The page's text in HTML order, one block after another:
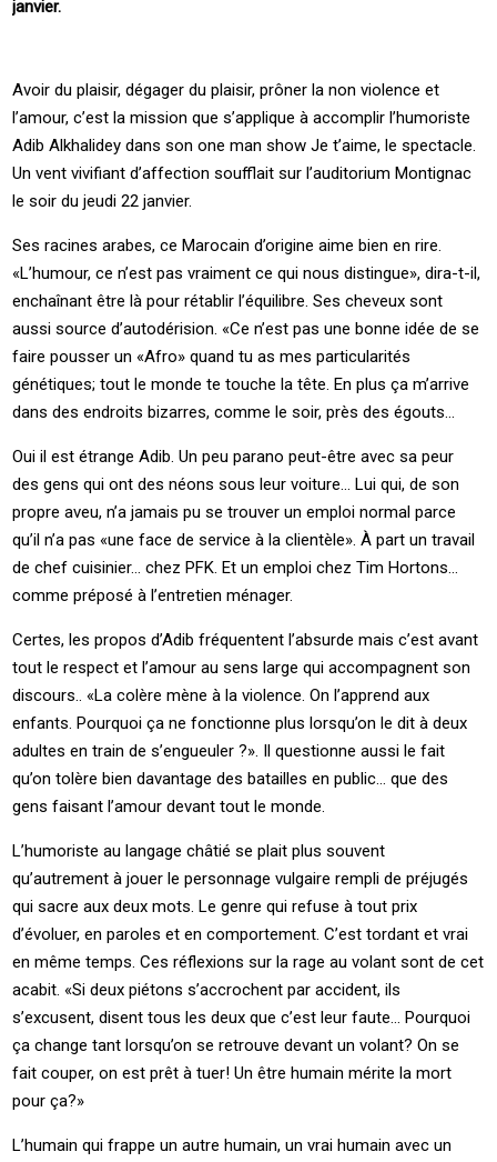
janvier.
Avoir du plaisir, dégager du plaisir, prôner la non violence et
l’amour, c’est la mission que s’applique à accomplir l’humoriste
Adib Alkhalidey dans son one man show Je t’aime, le spectacle.
Un vent vivifiant d’affection soufflait sur l’auditorium Montignac
le soir du jeudi 22 janvier.
Ses racines arabes, ce Marocain d’origine aime bien en rire.
«L’humour, ce n’est pas vraiment ce qui nous distingue», dira-t-il,
enchaînant être là pour rétablir l’équilibre. Ses cheveux sont
aussi source d’autodérision. «Ce n’est pas une bonne idée de se
faire pousser un «Afro» quand tu as mes particularités
génétiques; tout le monde te touche la tête. En plus ça m’arrive
dans des endroits bizarres, comme le soir, près des égouts…
Oui il est étrange Adib. Un peu parano peut-être avec sa peur
des gens qui ont des néons sous leur voiture... Lui qui, de son
propre aveu, n’a jamais pu se trouver un emploi normal parce
qu’il n’a pas «une face de service à la clientèle». À part un travail
de chef cuisinier… chez PFK. Et un emploi chez Tim Hortons…
comme préposé à l’entretien ménager.
Certes, les propos d’Adib fréquentent l’absurde mais c’est avant
tout le respect et l’amour au sens large qui accompagnent son
discours.. «La colère mène à la violence. On l’apprend aux
enfants. Pourquoi ça ne fonctionne plus lorsqu’on le dit à deux
adultes en train de s’engueuler ?». Il questionne aussi le fait
qu’on tolère bien davantage des batailles en public… que des
gens faisant l’amour devant tout le monde.
L’humoriste au langage châtié se plait plus souvent
qu’autrement à jouer le personnage vulgaire rempli de préjugés
qui sacre aux deux mots. Le genre qui refuse à tout prix
d’évoluer, en paroles et en comportement. C’est tordant et vrai
en même temps. Ces réflexions sur la rage au volant sont de cet
acabit. «Si deux piétons s’accrochent par accident, ils
s’excusent, disent tous les deux que c’est leur faute… Pourquoi
ça change tant lorsqu’on se retrouve devant un volant? On se
fait couper, on est prêt à tuer! Un être humain mérite la mort
pour ça?»
L’humain qui frappe un autre humain, un vrai humain avec un